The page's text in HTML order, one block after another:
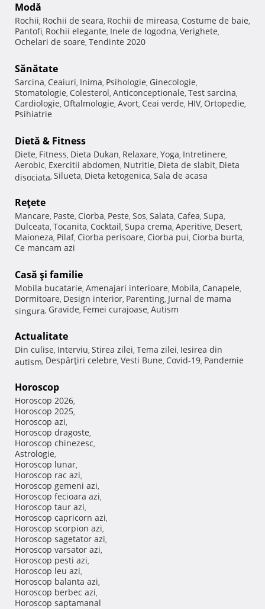
Modă
Rochii, Rochii de seara, Rochii de mireasa, Costume de baie,
Pantofi, Rochii elegante, Inele de logodna, Verighete,
Ochelari de soare, Tendinte 2020
Sănătate
Sarcina, Ceaiuri, Inima, Psihologie, Ginecologie,
Stomatologie, Colesterol, Anticonceptionale, Test sarcina,
Cardiologie, Oftalmologie, Avort, Ceai verde, HIV, Ortopedie,
Psihiatrie
Dietă & Fitness
Diete, Fitness, Dieta Dukan, Relaxare, Yoga, Intretinere,
Aerobic, Exercitii abdomen, Nutritie, Dieta de slabit, Dieta
disociata, Silueta, Dieta ketogenica, Sala de acasa
Reţete
Mancare, Paste, Ciorba, Peste, Sos, Salata, Cafea, Supa,
Dulceata, Tocanita, Cocktail, Supa crema, Aperitive, Desert,
Maioneza, Pilaf, Ciorba perisoare, Ciorba pui, Ciorba burta,
Ce mancam azi
Casă şi familie
Mobila bucatarie, Amenajari interioare, Mobila, Canapele,
Dormitoare, Design interior, Parenting, Jurnal de mama
singura, Gravide, Femei curajoase, Autism
Actualitate
Din culise, Interviu, Stirea zilei, Tema zilei, Iesirea din
autism, Despărţiri celebre, Vesti Bune, Covid-19, Pandemie
Horoscop
Horoscop 2026,
Horoscop 2025,
Horoscop azi,
Horoscop dragoste,
Horoscop chinezesc,
Astrologie,
Horoscop lunar,
Horoscop rac azi,
Horoscop gemeni azi,
Horoscop fecioara azi,
Horoscop taur azi,
Horoscop capricorn azi,
Horoscop scorpion azi,
Horoscop sagetator azi,
Horoscop varsator azi,
Horoscop pesti azi,
Horoscop leu azi,
Horoscop balanta azi,
Horoscop berbec azi,
Horoscop saptamanal